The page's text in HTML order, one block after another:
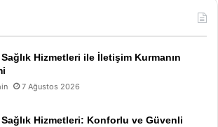
Hizmetleri ile İletişim Kurmanın
7 Ağustos 2026
Sağlık Hizmetleri: Konforlu ve Güvenli